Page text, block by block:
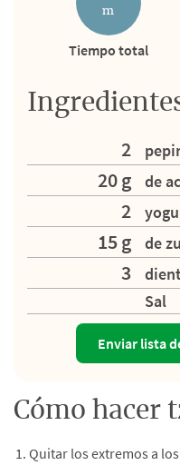
m
Tiempo total
2
20 g de
2
15 g de
3
Sal
Enviar lista
Cómo hacer
Quitar los extremos a